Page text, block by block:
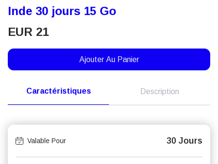
Inde 30 jours 15 Go
EUR 21
Ajouter Au Panier
Caractéristiques Description
Valable Pour 30 Jours